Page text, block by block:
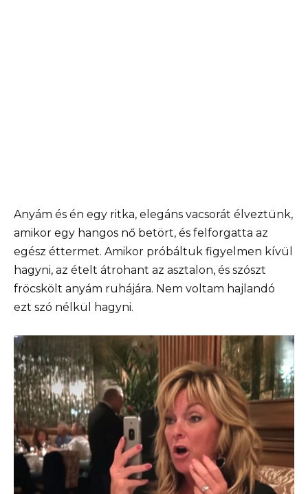
Anyám és én egy ritka, elegáns vacsorát élveztünk,
amikor egy hangos nő betört, és felforgatta az
egész éttermet. Amikor próbáltuk figyelmen kívül
hagyni, az ételt átrohant az asztalon, és szószt
fröcskölt anyám ruhájára. Nem voltam hajlandó
ezt szó nélkül hagyni.